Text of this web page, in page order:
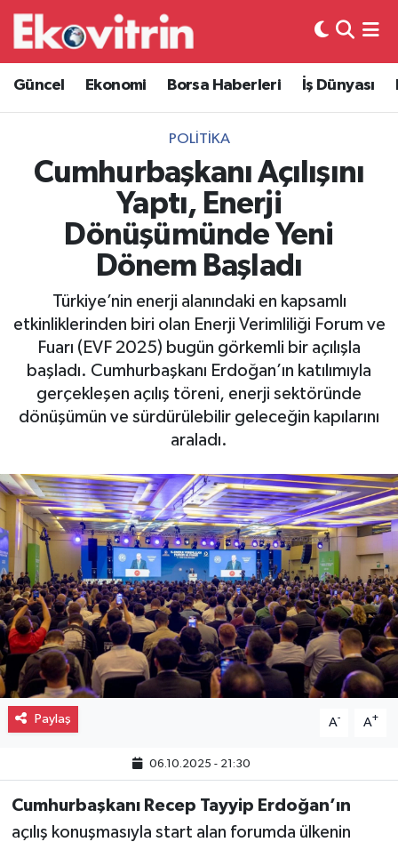
Güncel Ekonomi Borsa Haberleri İş Dünyası
POLITIKA
Cumhurbaşkanı Açılışını
Yaptı, Enerji
Dönüşümünde Yeni
Dönem Başladı
Türkiye’nin enerji alanındaki en kapsamlı
etkinliklerinden biri olan Enerji Verimliliği Forum ve
Fuarı (EVF 2025) bugün görkemli bir açılışla
başladı. Cumhurbaşkanı Erdoğan’ın katılımıyla
gerçekleşen açılış töreni, enerji sektöründe
dönüşümün ve sürdürülebilir geleceğin kapılarını
araladı.
Paylaş A- A+
06.10.2025 - 21:30
Cumhurbaşkanı Recep Tayyip Erdoğan’ın
açılış konuşmasıyla start alan forumda ülkenin
Güncel
Ekonomi
Borsa Haberleri
İş Dünyası
Lojistik
Otovitrin
Asayiş
Magazin
Gayrimenkul
Spor
Eğitim
Hava Durumu
Trafik Durumu
Süper Lig Puan Durumu ve Fikstür
Tüm Manşetler
Son Dakika Haberleri
Haber Arşivi